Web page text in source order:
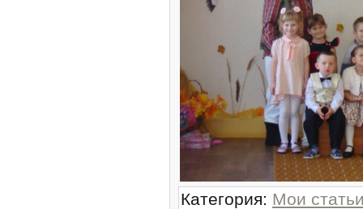
Категория: Мои